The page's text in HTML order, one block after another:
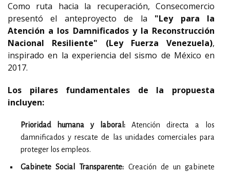
Como ruta hacia la recuperación, Consecomercio
presentó el anteproyecto de la "Ley para la
Atención a los Damnificados y la Reconstrucción
Nacional Resiliente" (Ley Fuerza Venezuela),
inspirado en la experiencia del sismo de México en
2017.
Los pilares fundamentales de la propuesta
incluyen:
Prioridad humana y laboral: Atención directa a los
damnificados y rescate de las unidades comerciales para
proteger los empleos.
Gabinete Social Transparente: Creación de un gabinete